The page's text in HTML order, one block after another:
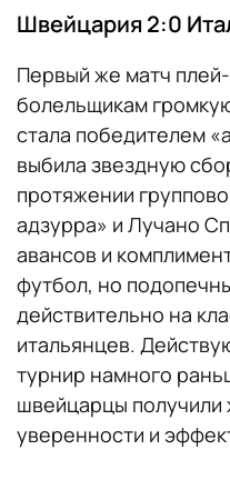
Швейцария 2:0
Первый же матч
болельщикам
стала победителем
выбила звездную
протяжении
адзурра» и Лучано
авансов и
футбол, но
действительно на
итальянцев.
турнир намного
швейцарцы получили
уверенности и